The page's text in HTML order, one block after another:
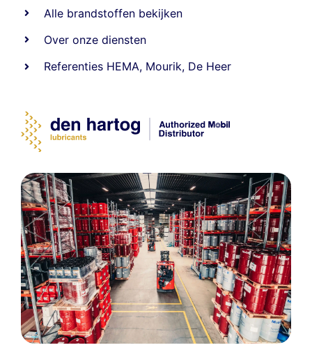
Alle brandstoffen bekijken
Over onze diensten
Referenties HEMA, Mourik, De Heer